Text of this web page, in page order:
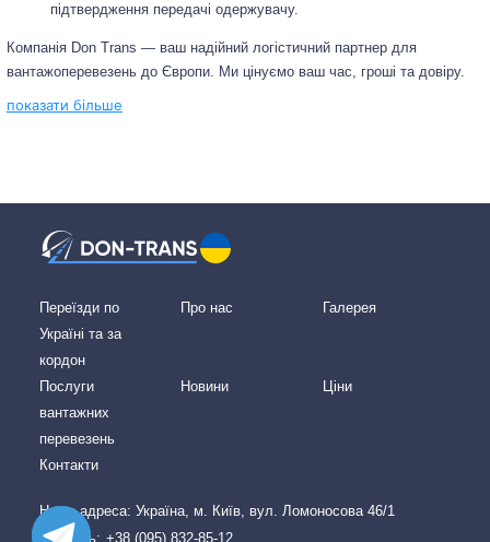
підтвердження передачі одержувачу.
Компанія Don Trans — ваш надійний логістичний партнер для
вантажоперевезень до Європи. Ми цінуємо ваш час, гроші та довіру.
показати більше
Переїзди по
Україні та за
кордон
Про нас Галерея
Послуги
вантажних
перевезень
Новини Ціни
Контакти
Наша адреcа: Україна, м. Київ, вул. Ломоносова 46/1
Дзвоніть: +38 (095) 832-85-12,